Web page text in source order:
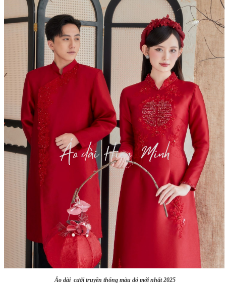
Áo dài cưới truyền thống màu đỏ mới nhất 2025